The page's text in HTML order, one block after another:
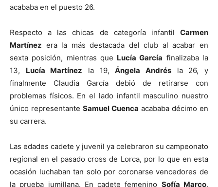
acababa en el puesto 26.
Respecto a las chicas de categoría infantil Carmen
Martínez era la más destacada del club al acabar en
sexta posición, mientras que Lucía García finalizaba la
13, Lucía Martínez la 19,Ángela Andrés la 26, y
finalmente Claudia García debió de retirarse con
problemas físicos. En el lado infantil masculino nuestro
único representante Samuel Cuenca acababa décimo en
su carrera.
Las edades cadete y juvenil ya celebraron su campeonato
regional en el pasado cross de Lorca, por lo que en esta
ocasión luchaban tan solo por coronarse vencedores de
la prueba jumillana. En cadete femenino Sofía Marco,